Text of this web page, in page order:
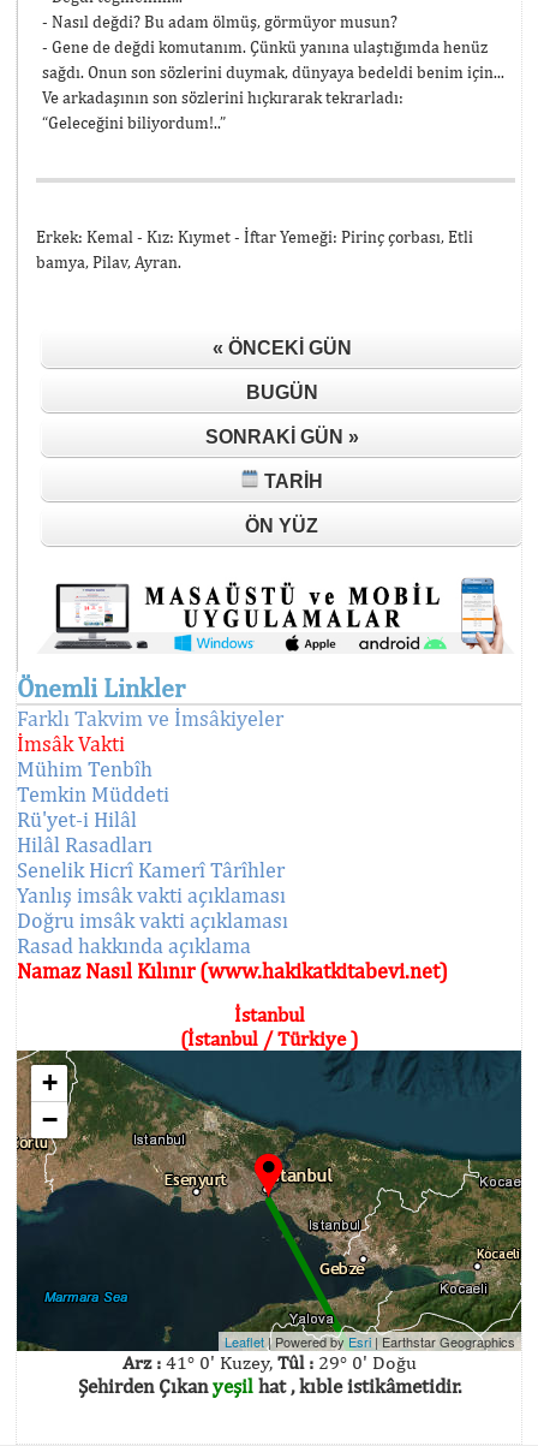
- Nasıl değdi? Bu adam ölmüş, görmüyor musun?
- Gene de değdi komutanım. Çünkü yanına ulaştığımda henüz
sağdı. Onun son sözlerini duymak, dünyaya bedeldi benim için...
Ve arkadaşının son sözlerini hıçkırarak tekrarladı:
“Geleceğini biliyordum!..”
Erkek: Kemal - Kız: Kıymet - İftar Yemeği: Pirinç çorbası, Etli
bamya, Pilav, Ayran.
« ÖNCEKI GÜN
BUGÜN
SONRAKI GÜN »
TARIH
ÖN YÜZ
Önemli Linkler
Farklı Takvim ve İmsâkiyeler
İmsâk Vakti
Mühim Tenbîh
Temkin Müddeti
Rü'yet-i Hilâl
Hilâl Rasadları
Senelik Hicrî Kamerî Târîhler
Yanlış imsâk vakti açıklaması
Doğru imsâk vakti açıklaması
Rasad hakkında açıklama
Namaz Nasıl Kılınır (www.hakikatkitabevi.net)
İstanbul
(İstanbul / Türkiye )
+
−
Leaflet| Powered byEsri |Earthstar Geographics
Arz :41° 0' Kuzey, Tûl :29° 0' Doğu
Şehirden Çıkanyeşilhat , kıble istikâmetidir.